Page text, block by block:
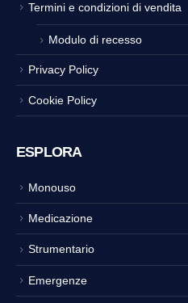
Termini e condizioni di vendita
Modulo di recesso
Privacy Policy
Cookie Policy
ESPLORA
Monouso
Medicazione
Strumentario
Emergenze